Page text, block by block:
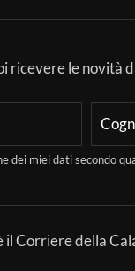
ricevere le novità
dei miei dati secondo
il Corriere della